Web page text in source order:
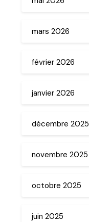
mars 2026
février 2026
janvier 2026
décembre 2025
novembre 2025
octobre 2025
juin 2025